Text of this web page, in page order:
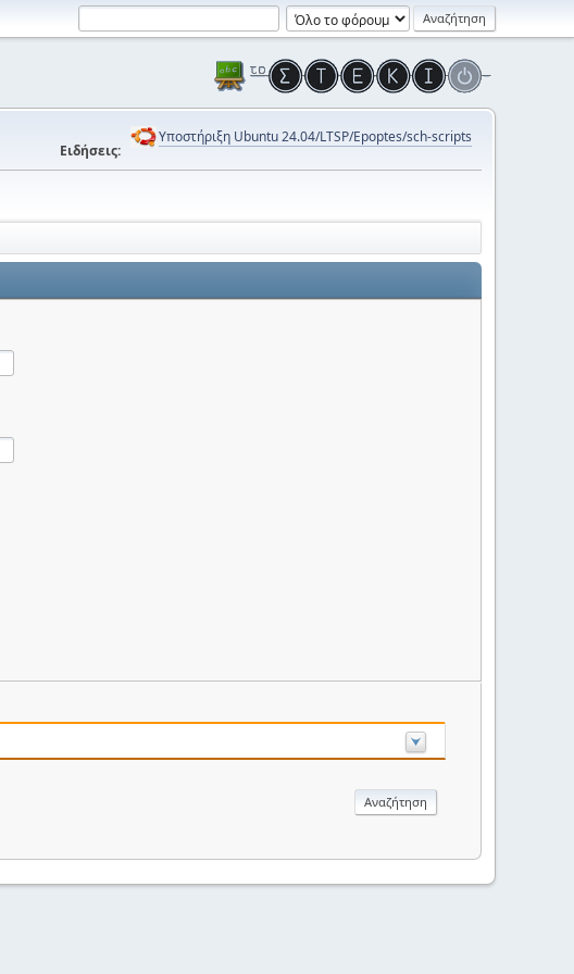
Ειδήσεις:
Υποστήριξη Ubuntu 24.04/LTSP/Epoptes/sch-scripts